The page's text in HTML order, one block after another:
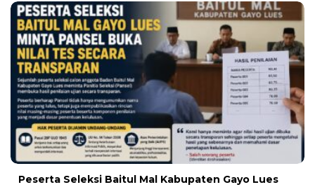
Peserta Seleksi Baitul Mal Kabupaten Gayo Lues